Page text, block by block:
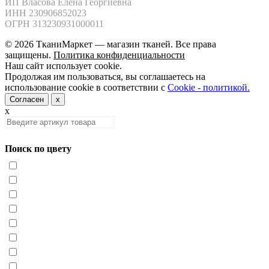
ИНН 230906852023
ОГРН 313230931000011
© 2026 ТканиМаркет — магазин тканей. Все права
защищены. Политика конфиденциальности
Наш сайт использует cookie.
Продолжая им пользоваться, вы соглашаетесь на
использование cookie в соответствии с Cookie - политикой.
Согласен x
x
Поиск по цвету